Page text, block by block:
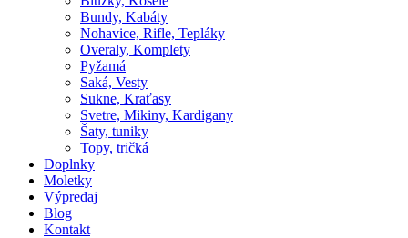
Bundy, Kabáty
Nohavice, Rifle, Tepláky
Overaly, Komplety
Pyžamá
Saká, Vesty
Sukne, Kraťasy
Svetre, Mikiny, Kardigany
Šaty, tuniky
Topy, tričká
Doplnky
Moletky
Výpredaj
Blog
Kontakt